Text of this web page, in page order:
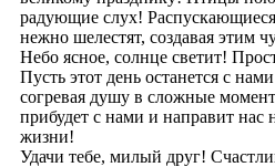
радующие слух!
нежно шелестят, создавая этим
Небо ясное, солнце светит!
Пусть этот день останется с
согревая душу в сложные
прибудет с нами и направит нас
жизни!
Удачи тебе, милый друг!